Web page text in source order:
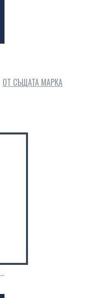
ОТ СЪЩАТА МАРКА
ПРЕПАРАТ ЗА ПРАНЕ НА ВЪЖЕ TENDON 0,5Л.